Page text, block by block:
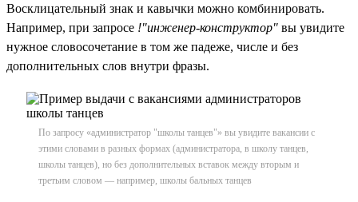
Восклицательный знак и кавычки можно комбинировать.
Например, при запросе !"инженер-конструктор" вы увидите
нужное словосочетание в том же падеже, числе и без
дополнительных слов внутри фразы.
По запросу «администратор "школы танцев"» вы увидите вакансии с
этими словами в разных формах (администратора, в школу танцев,
школы танцев), но без дополнительных вставок между вторым и
третьим словом — например, школы бальных танцев